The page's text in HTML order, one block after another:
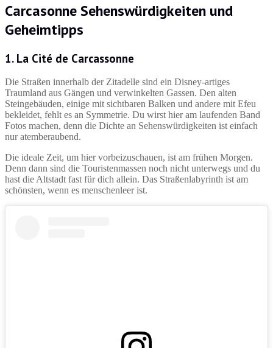
Carcasonne Sehenswürdigkeiten und
Geheimtipps
1. La Cité de Carcassonne
Die Straßen innerhalb der Zitadelle sind ein Disney-artiges
Traumland aus Gängen und verwinkelten Gassen. Den alten
Steingebäuden, einige mit sichtbaren Balken und andere mit Efeu
bekleidet, fehlt es an Symmetrie. Du wirst hier am laufenden Band
Fotos machen, denn die Dichte an Sehenswürdigkeiten ist einfach
nur atemberaubend.
Die ideale Zeit, um hier vorbeizuschauen, ist am frühen Morgen.
Denn dann sind die Touristenmassen noch nicht unterwegs und du
hast die Altstadt fast für dich allein. Das Straßenlabyrinth ist am
schönsten, wenn es menschenleer ist.